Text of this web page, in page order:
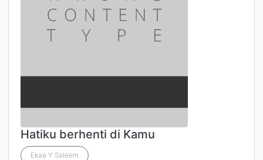
Hatiku berhenti di Kamu
Ekaa Y Saleem